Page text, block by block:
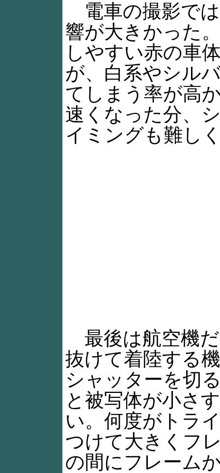
電車の撮影で
響が大きかった
しやすい赤の車
が、白系やシル
てしまう率が高
速くなった分、
イミングも難し
最後は航空機
抜けて着陸する
シャッターを切
と被写体が小さ
い。何度がトラ
つけて大きくフ
の間にフレーム